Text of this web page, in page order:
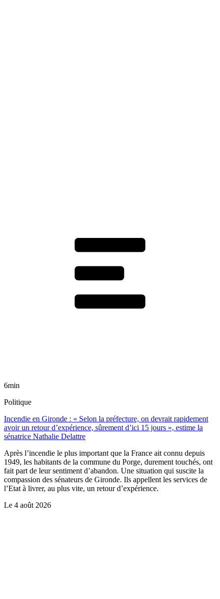
6min
Politique
Incendie en Gironde : « Selon la préfecture, on devrait rapidement
avoir un retour d’expérience, sûrement d’ici 15 jours », estime la
sénatrice Nathalie Delattre
Après l’incendie le plus important que la France ait connu depuis
1949, les habitants de la commune du Porge, durement touchés, ont
fait part de leur sentiment d’abandon. Une situation qui suscite la
compassion des sénateurs de Gironde. Ils appellent les services de
l’Etat à livrer, au plus vite, un retour d’expérience.
Le 4 août 2026